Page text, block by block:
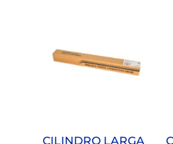
CILINDRO LARGA